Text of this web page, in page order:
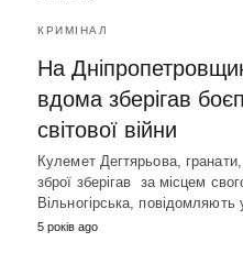
КРИМІНАЛ
На
вдома зберігав
світової війни
Кулемет Дегтярьова,
зброї зберігав за місцем
Вільногірська, повідомляють
5 років ago